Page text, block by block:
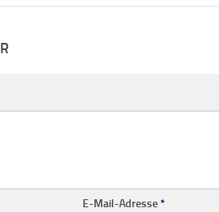
E-Mail-Adresse*